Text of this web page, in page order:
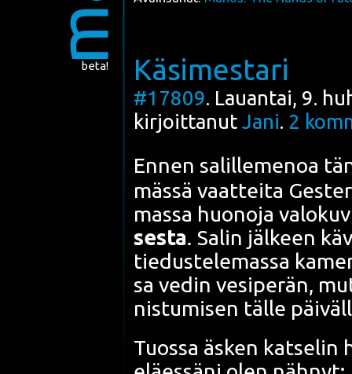
beta! Käsimestari
#17809. Lauantai, 9.
kirjoittanut Jani. 2
Ennen salil­le­me­noa
mäs­sä vaat­tei­ta
mas­sa huo­no­ja
ses­ta. Salin jäl­keen
tie­dus­te­le­mas­sa
sa vedin vesi­pe­rän,
nis­tu­mi­sen täl­le
Tuos­sa äsken kat­se­lin